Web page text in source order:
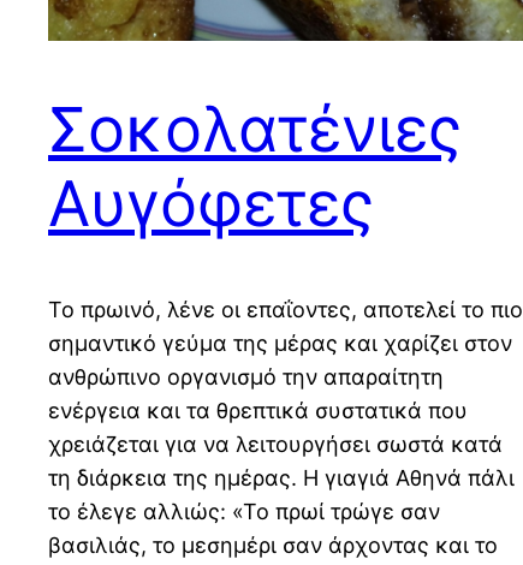
Σοκολατένιες
Αυγόφετες
Το πρωινό, λένε οι επαΐοντες, αποτελεί το πιο
σημαντικό γεύμα της μέρας και χαρίζει στον
ανθρώπινο οργανισμό την απαραίτητη
ενέργεια και τα θρεπτικά συστατικά που
χρειάζεται για να λειτουργήσει σωστά κατά
τη διάρκεια της ημέρας. Η γιαγιά Αθηνά πάλι
το έλεγε αλλιώς: «Το πρωί τρώγε σαν
βασιλιάς, το μεσημέρι σαν άρχοντας και το